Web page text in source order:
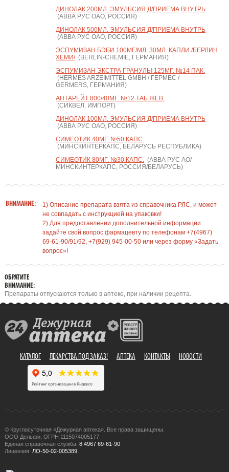
ДИНОЛАК 200МЛ. ЭМУЛЬСИЯ Д/ПРИЕМА ВНУТРЬ
(АВВА РУС ОАО, РОССИЯ)
ДИНОЛАК 500МЛ. ЭМУЛЬСИЯ Д/ПРИЕМА ВНУТРЬ
(АВВА РУС ОАО, РОССИЯ)
ЭСПУМИЗАН БЭБИ 100МГ/МЛ. 30МЛ. КАПЛИ /БЕРЛИН
ХЕМИ/(BERLIN-CHEMIE, ГЕРМАНИЯ)
ЭСПУМИЗАН ЭКСТРА ГРАНУЛЫ 125МГ. №14 ПАК.
(HERMES ARZEIMITTEL GMBH / ГЕРМЕС /
GERMERS, ГЕРМАНИЯ)
АНТАРЕЙТ 800/40МГ. №12 ТАБ.ЖЕВ.
(СИКВЕЛ, ИМПОРТ)
ДИНОЛАК 100МЛ. ЭМУЛЬСИЯ Д/ПРИЕМА ВНУТРЬ
(АВВА РУС ОАО, РОССИЯ)
СИМЕОТИК 40МГ. №50 КАПС.
(МИНСКИНТЕРКАПС, БЕЛАРУСЬ РЕСПУБЛИКА)
СИМЕОТИК 80МГ. №30 КАПС.(АВВА РУС АО/
МИНСКИНТЕРКАПС, РОССИЯ/БЕЛАРУСЬ)
ВНИМАНИЕ:
1) Описание препарата взята из справочника РЛС, и может
не совпадать с инструкцией на упаковки!
2) Для предоставлении дополнительной информации
задайте свой вопрос фармацевту по телефонам +7(4967)
69-61-90/91/92, +7(929) 945-00-50 или через форму «Задать
вопрос»!
ОБРАТИТЕ
ВНИМАНИЕ:
Препараты отпускаются только в аптеке, при наличии рецепта.
КАТАЛОГ ЛЕКАРСТВА ПОД ЗАКАЗ! АПТЕКА КОНТАКТЫ НОВОСТИ
© Круглосуточная «Дежурная аптека». Все права защищены.
ООО Дельфи, ОГРН 1115074005177
Единая справочная служба: 8 4967 69-61-90
Лицензия: ЛО-50-02-005389